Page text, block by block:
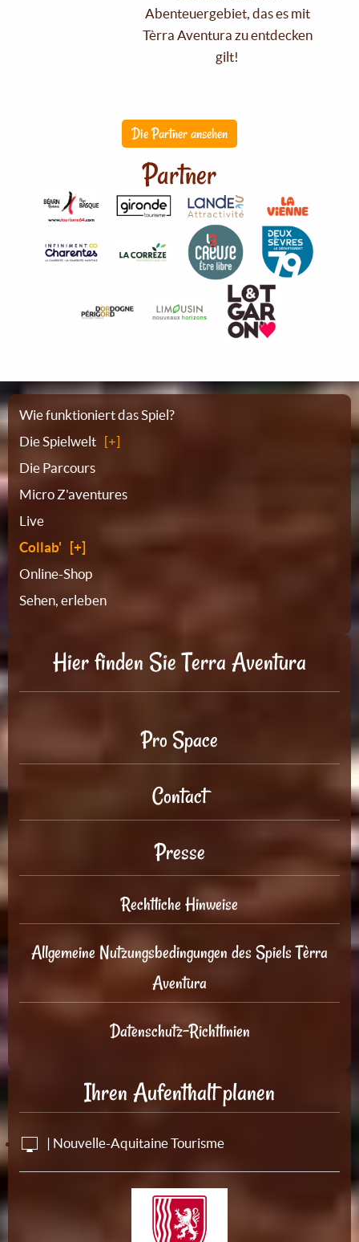
Abenteuergebiet, das es mit
Tèrra Aventura zu entdecken
gilt!
Die Partner ansehen
Partner
Sitemap
Wie funktioniert das Spiel?
Die Spielwelt
Die Parcours
Micro Z'aventures
Live
Collab'
Online-Shop
Sehen, erleben
Hier finden Sie Terra Aventura
Pro Space
Contact
Presse
Rechtliche Hinweise
Allgemeine Nutzungsbedingungen des Spiels Tèrra
Aventura
Datenschutz-Richtlinien
Ihren Aufenthalt planen
| Nouvelle-Aquitaine Tourisme